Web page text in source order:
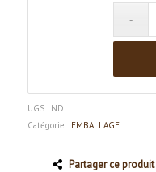
UGS : ND
Catégorie : EMBALLAGE
Partager ce produit